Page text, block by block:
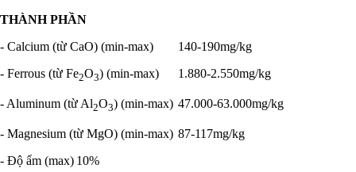
THÀNH PHẦN
- Calcium (từ CaO) (min-max)
140-190mg/kg
- Ferrous (từ Fe2O3) (min-max) 1.880-2.550mg/kg
- Aluminum (từ Al2O3) (min-max) 47.000-63.000mg/kg
- Magnesium (từ MgO) (min-max) 87-117mg/kg
- Độ ẩm (max) 10%